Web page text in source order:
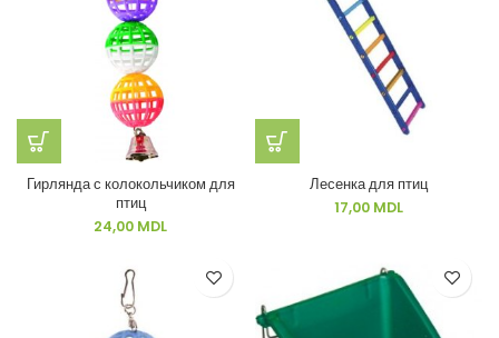
Гирлянда с колокольчиком для
птиц
24,00 MDL
Лесенка для птиц
17,00 MDL